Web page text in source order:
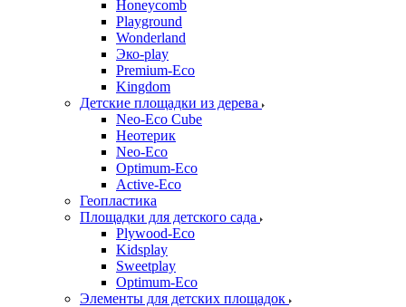
Honeycomb
Playground
Wonderland
Эко-play
Premium-Eco
Kingdom
Детские площадки из дерева
Neo-Eco Cube
Неотерик
Neo-Eco
Оptimum-Еco
Active-Eco
Геопластика
Площадки для детского сада
Plywood-Eco
Kidsplay
Sweetplay
Оptimum-Еco
Элементы для детских площадок